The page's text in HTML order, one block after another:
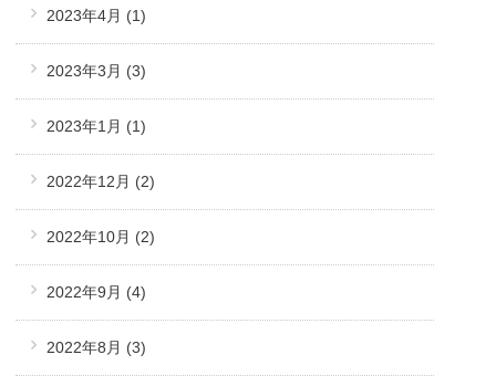
2023年4月 (1)
2023年3月 (3)
2023年1月 (1)
2022年12月 (2)
2022年10月 (2)
2022年9月 (4)
2022年8月 (3)